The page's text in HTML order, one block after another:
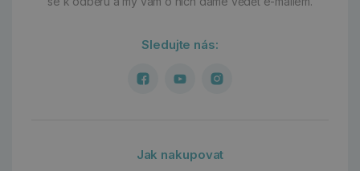
Sledujte nás:
Jak nakupovat